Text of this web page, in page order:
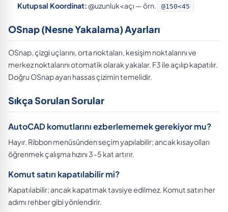
Kutupsal Koordinat: @uzunluk<açı — örn. @150<45
OSnap (Nesne Yakalama) Ayarları
OSnap, çizgi uçlarını, orta noktaları, kesişim noktalarını ve
merkez noktalarını otomatik olarak yakalar. F3 ile açılıp kapatılır.
Doğru OSnap ayarı hassas çizimin temelidir.
Sıkça Sorulan Sorular
AutoCAD komutlarını ezberlememek gerekiyor mu?
Hayır. Ribbon menüsünden seçim yapılabilir; ancak kısayolları
öğrenmek çalışma hızını 3–5 kat artırır.
Komut satırı kapatılabilir mi?
Kapatılabilir; ancak kapatmak tavsiye edilmez. Komut satırı her
adımı rehber gibi yönlendirir.